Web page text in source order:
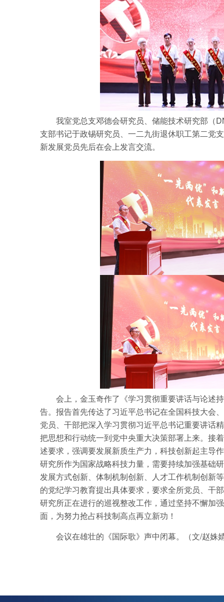
我室党总支邓德会研究员、储能技术研究部（
支部书记于政锡研究员、一二九街退休职工第二党
新发展党员先后在会上发言交流。
会上，金玉奇作了《学习贯彻重要讲话与论述
告。报告首先传达了习近平总书记在全国科技大会
党员、干部把深入学习贯彻习近平总书记重要讲话
把思想和行动统一到党中央重大决策部署上来。接
述要求，强调要发展新质生产力，科技创新起主导
研究所作为国家战略科技力量，需要持续加强基础
发展方式创新、体制机制创新、人才工作机制创新
的党纪学习教育提出具体要求，要求全所党员、干
研究所正在进行的巡视整改工作，通过坚持不懈加
面，为努力抢占科技制高点再立新功！
会议在雄壮的《国际歌》声中闭幕。（文/赵姝